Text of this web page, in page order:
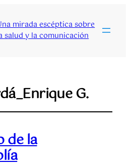
mirada escéptica sobre
salud y la comunicación
G.
de la